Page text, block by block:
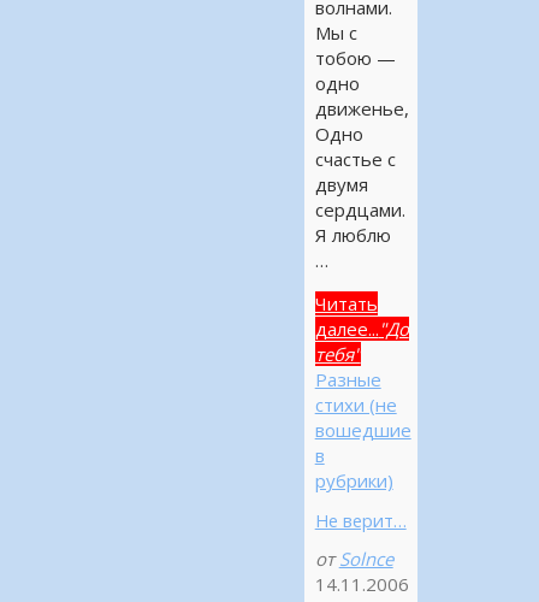
волнами.
Мы с
тобою —
одно
движенье,
Одно
счастье с
двумя
сердцами.
Я люблю
…
Читать
далее... "До
тебя"
Разные
стихи (не
вошедшие
в
рубрики)
Не верит…
от Solnce
14.11.2006